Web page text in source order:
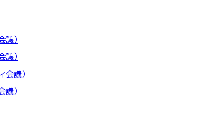
議）
議）
会議）
議）